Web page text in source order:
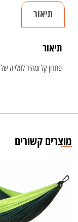
תיאור
תיאור
פתרון קל ומהיר לתלייה
מוצרים קשורים